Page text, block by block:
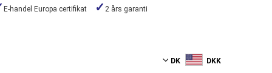
E-handel Europa certifikat 2 års garanti
DK DKK